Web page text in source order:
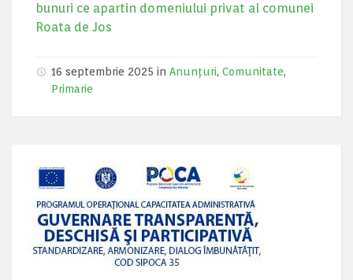
bunuri ce apartin domeniului privat al comunei
Roata de Jos
16 septembrie 2025 in Anunțuri, Comunitate,
Primarie